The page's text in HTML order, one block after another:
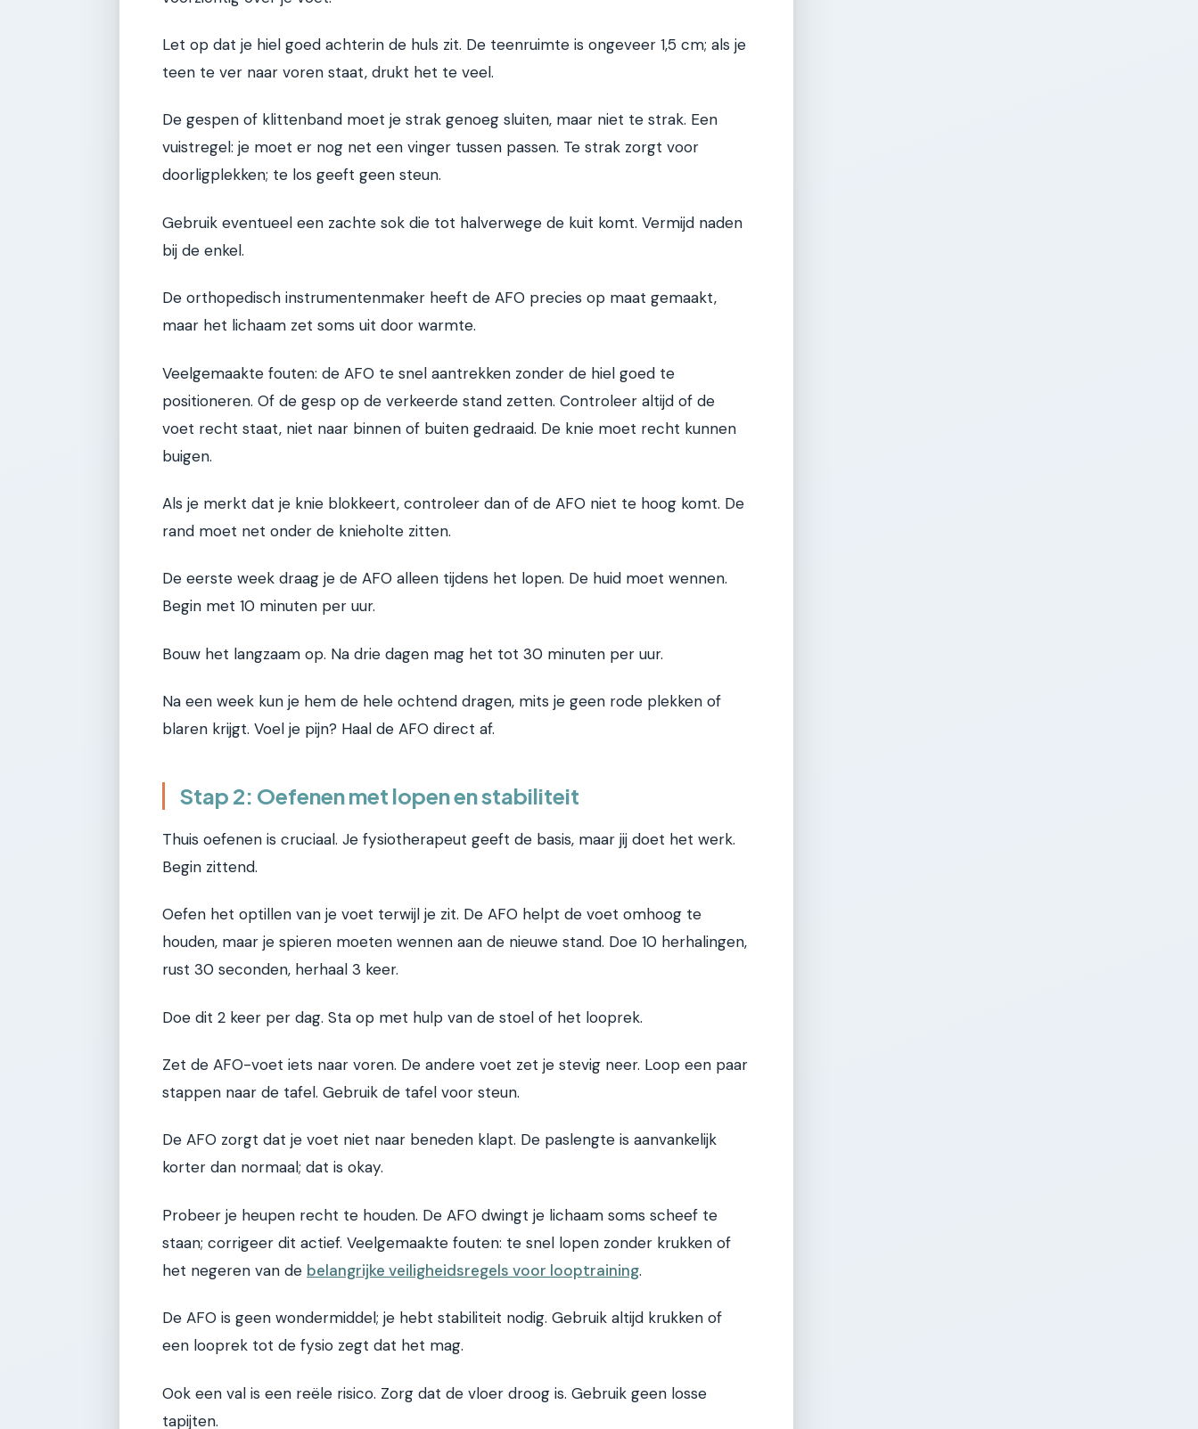
Let op dat je hiel goed achterin de huls zit. De teenruimte is ongeveer 1,5 cm; als je
teen te ver naar voren staat, drukt het te veel.
De gespen of klittenband moet je strak genoeg sluiten, maar niet te strak. Een
vuistregel: je moet er nog net een vinger tussen passen. Te strak zorgt voor
doorligplekken; te los geeft geen steun.
Gebruik eventueel een zachte sok die tot halverwege de kuit komt. Vermijd naden
bij de enkel.
De orthopedisch instrumentenmaker heeft de AFO precies op maat gemaakt,
maar het lichaam zet soms uit door warmte.
Veelgemaakte fouten: de AFO te snel aantrekken zonder de hiel goed te
positioneren. Of de gesp op de verkeerde stand zetten. Controleer altijd of de
voet recht staat, niet naar binnen of buiten gedraaid. De knie moet recht kunnen
buigen.
Als je merkt dat je knie blokkeert, controleer dan of de AFO niet te hoog komt. De
rand moet net onder de knieholte zitten.
De eerste week draag je de AFO alleen tijdens het lopen. De huid moet wennen.
Begin met 10 minuten per uur.
Bouw het langzaam op. Na drie dagen mag het tot 30 minuten per uur.
Na een week kun je hem de hele ochtend dragen, mits je geen rode plekken of
blaren krijgt. Voel je pijn? Haal de AFO direct af.
Stap 2: Oefenen met lopen en stabiliteit
Thuis oefenen is cruciaal. Je fysiotherapeut geeft de basis, maar jij doet het werk.
Begin zittend.
Oefen het optillen van je voet terwijl je zit. De AFO helpt de voet omhoog te
houden, maar je spieren moeten wennen aan de nieuwe stand. Doe 10 herhalingen,
rust 30 seconden, herhaal 3 keer.
Doe dit 2 keer per dag. Sta op met hulp van de stoel of het looprek.
Zet de AFO-voet iets naar voren. De andere voet zet je stevig neer. Loop een paar
stappen naar de tafel. Gebruik de tafel voor steun.
De AFO zorgt dat je voet niet naar beneden klapt. De paslengte is aanvankelijk
korter dan normaal; dat is okay.
Probeer je heupen recht te houden. De AFO dwingt je lichaam soms scheef te
staan; corrigeer dit actief. Veelgemaakte fouten: te snel lopen zonder krukken of
het negeren van de belangrijke veiligheidsregels voor looptraining.
De AFO is geen wondermiddel; je hebt stabiliteit nodig. Gebruik altijd krukken of
een looprek tot de fysio zegt dat het mag.
Ook een val is een reële risico. Zorg dat de vloer droog is. Gebruik geen losse
tapijten.